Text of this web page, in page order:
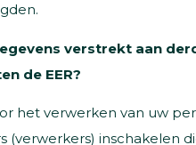
verstrekt aan
de EER?
het verwerken van uw
(verwerkers) inschakelen